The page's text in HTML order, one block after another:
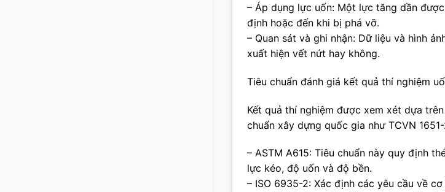
– Áp dụng lực uốn: Một lực tăng dần
định hoặc đến khi bị phá vỡ.
– Quan sát và ghi nhận: Dữ liệu và hình
xuất hiện vết nứt hay không.
Tiêu chuẩn đánh giá kết quả thí nghiệm
Kết quả thí nghiệm được xem xét dựa
chuẩn xây dựng quốc gia như TCVN
– ASTM A615: Tiêu chuẩn này quy định
lực kéo, độ uốn và độ bền.
– ISO 6935-2: Xác định các yêu cầu về